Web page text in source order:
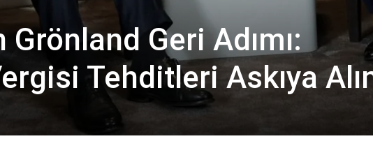
Grönland Geri Adımı:
Tehditleri Askıya